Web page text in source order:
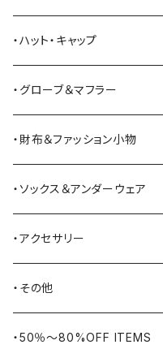
Bass Pro Shops
BATTLE LAKE
Barbour
BAYSIDE
BELSTAFF
BIG BILL
WORKERS BIGDAY
カーディガン
パーカー
ツナギ
ジャージ・スウェット
ハーフパンツ・ショートパンツ
リュック・バックパック
ボストンバッグ・ダッフルバッグ
ヒップバッグ・ファニーパック
ブリーフケース
ツールバッグ
スニーカー
サンダル
その他シューズ
シュー用品
・ハット・キャップ
・グローブ＆マフラー
・財布＆ファッション小物
・ソックス＆アンダーウェア
・アクセサリー
バングル・ブレスレット
リング
・その他
ヴィンテージ
・50％〜80%OFF ITEMS